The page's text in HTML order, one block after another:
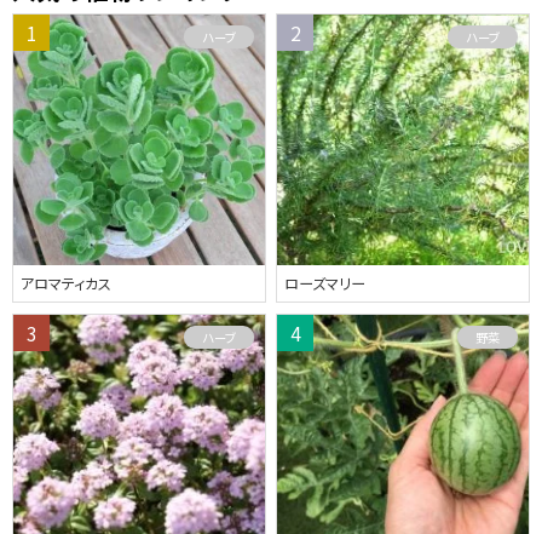
アロマティカス
ハーブ
ローズマリー
ハーブ
ハーブ 野菜